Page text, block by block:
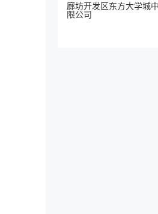
廊坊开发区东方大学城
限公司